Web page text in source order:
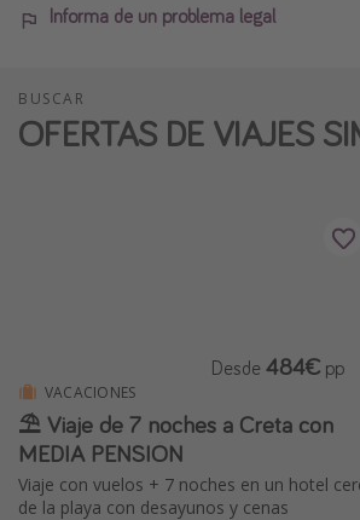
Informa de un problema legal
BUSCAR
OFERTAS DE VIAJES
VACACIONES
⛱️ Viaje de 7 noches a Creta con
MEDIA PENSIÓN
Viaje con vuelos + 7 noches en un hotel
de la playa con desayunos y cenas
Desde 484€ pp